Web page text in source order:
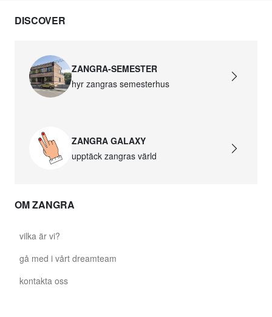
DISCOVER
ZANGRA-SEMESTER
hyr zangras semesterhus
ZANGRA GALAXY
upptäck zangras värld
OM ZANGRA
vilka är vi?
gå med i vårt dreamteam
kontakta oss